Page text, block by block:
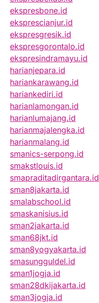
ekspresbone.id
eksprescianjur.id
ekspresgresik.id
ekspresgorontalo.id
ekspresindramayu.id
harianjepara.id
hariankarawang.id
hariankediri.id
harianlamongan.id
harianlumajang.id
harianmajalengka.id
harianmalang.id
smanics-serpong.id
smakstlouis.id
smapraditadirgantara.id
sman8jakarta.id
smalabschool.id
smaskanisius.id
sman2jakarta.id
sman68jkt.id
sman8yogyakarta.id
smasungguldel.id
sman1jogja.id
sman28dkijakarta.id
sman3jogja.id